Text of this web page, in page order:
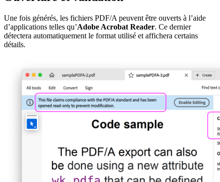
Une fois générés, les fichiers PDF/A peuvent être ouverts à l’aide
d’applications telles qu’Adobe Acrobat Reader. Ce dernier
détectera automatiquement le format utilisé et affichera certains
détails.